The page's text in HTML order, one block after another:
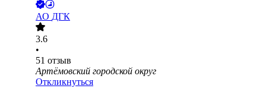
АО ДГК
3.6
•
51 отзыв
Артёмовский городской округ
Откликнуться